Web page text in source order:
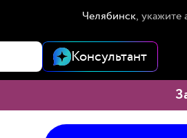
Челябинск, укажите
Консультант